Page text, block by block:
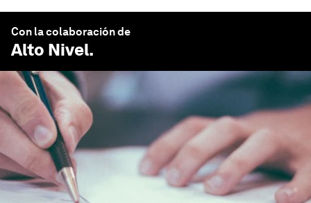
Con la colaboración de
Alto Nivel.